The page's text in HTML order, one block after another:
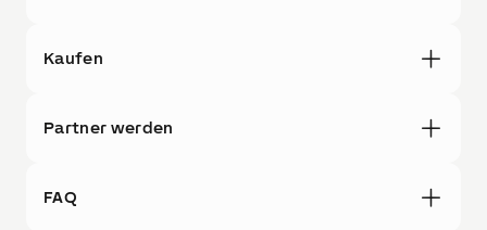
Kaufen
Partner werden
FAQ